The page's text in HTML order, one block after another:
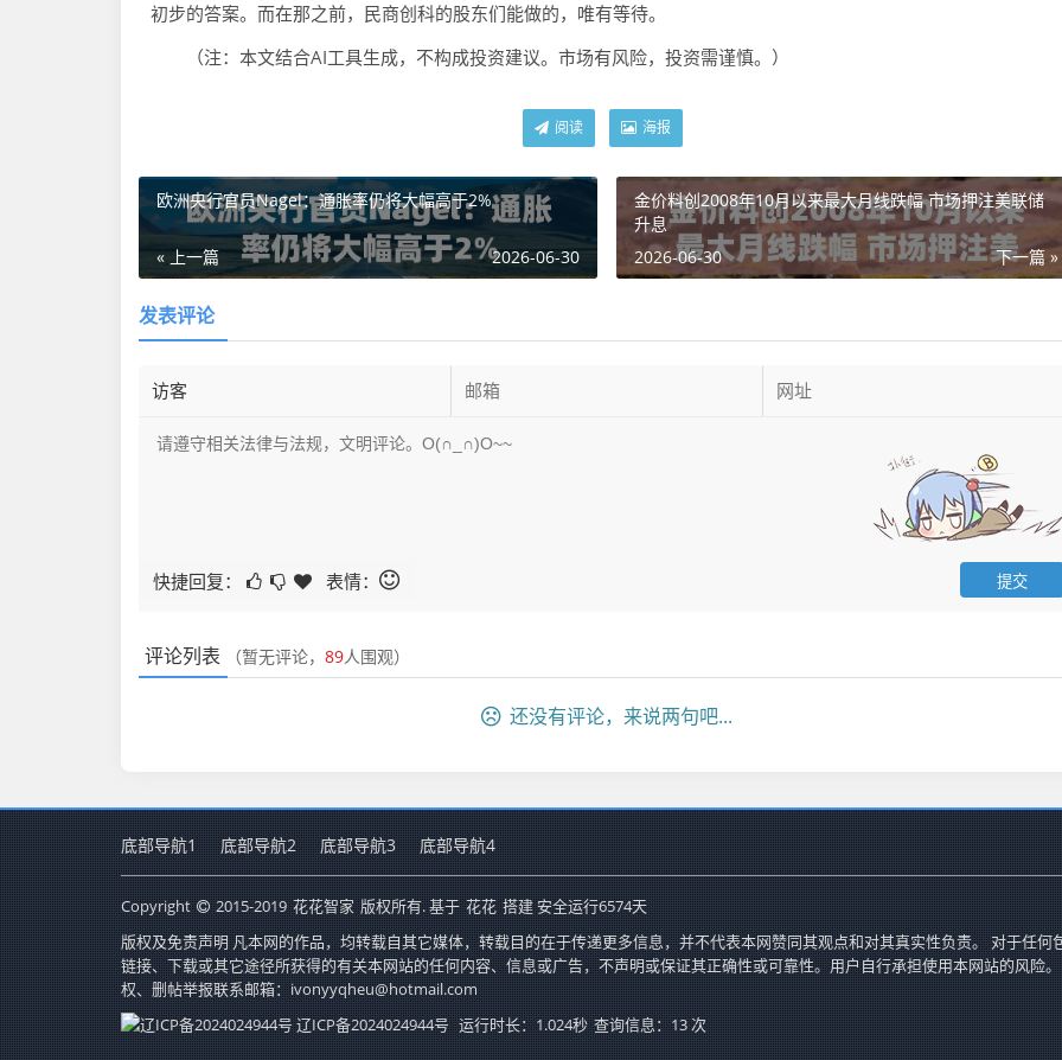
初步的答案。而在那之前，民商创科的股东们能做的，唯有等待。
（注：本文结合AI工具生成，不构成投资建议。市场有风险，投资需谨慎。）
阅读 海报
欧洲央行官员Nagel：通胀率仍将大幅高于2%
« 上一篇 2026-06-30
金价料创2008年10月以来最大月线跌幅 市场押注美联储
升息
下一篇 »
2026-06-30
发表评论
快捷回复： 表情：
评论列表 （暂无评论， 89人围观）
还没有评论，来说两句吧...
底部导航1 底部导航2 底部导航3 底部导航4
Copyright 2015-2019 花花智家 版权所有. 基于 花花 搭建 安全运行6574天
版权及免责声明 凡本网的作品，均转载自其它媒体，转载目的在于传递更多信息，并不代表本网赞同其观点和对其真实性负责。 对于任何
链接、下载或其它途径所获得的有关本网站的任何内容、信息或广告，不声明或保证其正确性或可靠性。用户自行承担使用本网站的风险
权、删帖举报联系邮箱：ivonyyqheu@hotmail.com
辽ICP备2024024944号 运行时长：1.024秒 查询信息：13 次